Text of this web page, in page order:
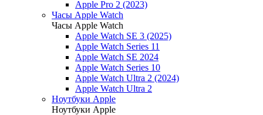
Apple Pro 2 (2023)
Часы Apple Watch
Часы Apple Watch
Apple Watch SE 3 (2025)
Apple Watch Series 11
Apple Watch SE 2024
Apple Watch Series 10
Apple Watch Ultra 2 (2024)
Apple Watch Ultra 2
Ноутбуки Apple
Ноутбуки Apple